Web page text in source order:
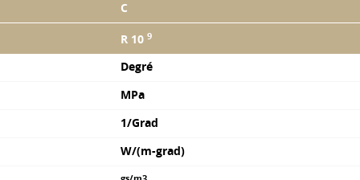
C
R 10 9
Degré
MPa
1/Grad
W/(m-grad)